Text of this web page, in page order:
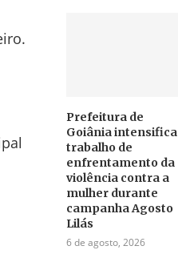
Prefeitura de
Goiânia intensifica
trabalho de
enfrentamento da
violência contra a
mulher durante
campanha Agosto
Lilás
6 de agosto, 2026